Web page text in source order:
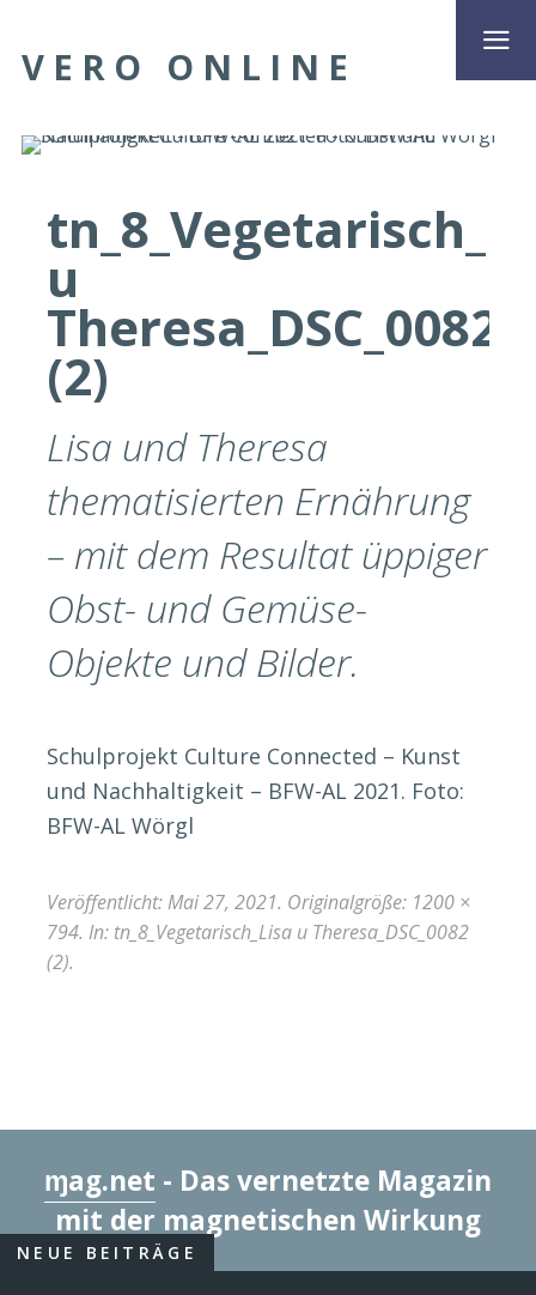
VERO ONLINE
u
Theresa_DSC_0082
(2)
Lisa und Theresa
thematisierten Ernährung
– mit dem Resultat üppiger
Obst- und Gemüse-
Objekte und Bilder.
Schulprojekt Culture Connected – Kunst
und Nachhaltigkeit – BFW-AL 2021. Foto:
BFW-AL Wörgl
Veröffentlicht:Mai 27, 2021. Originalgröße: 1200 ×
794. In: tn_8_Vegetarisch_Lisa u Theresa_DSC_0082
(2).
ɱag.net - Das vernetzte Magazin
mit der magnetischen Wirkung
NEUE BEITRÄGE